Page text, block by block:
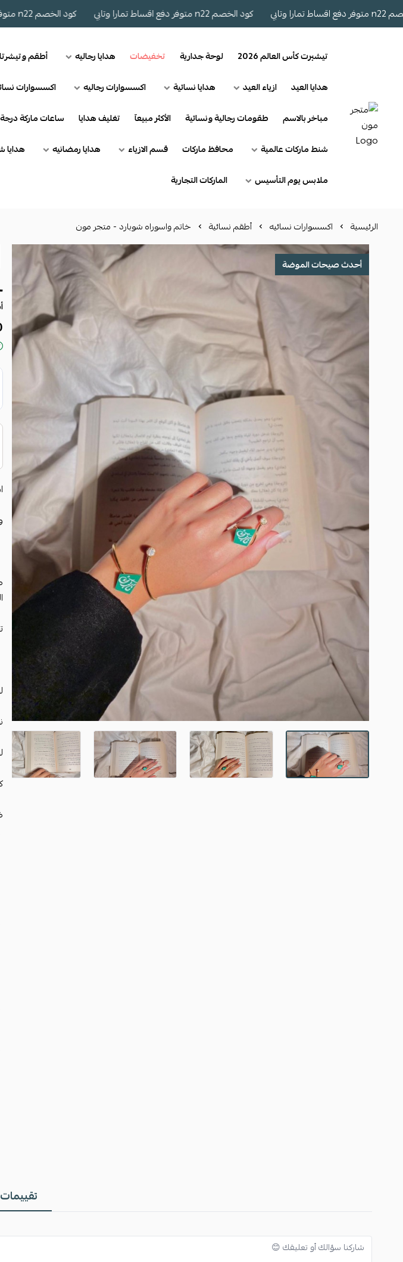
كود الخصم n22 متوفر دفع اقساط تمارا وتابي كود الخصم n22 متوفر دفع اقساط تمارا وتابي
تيشيرت كأس العالم 2026 لوحة جدارية تخفيضات هدايا رجاليه أطقم
هدايا العيد
ازياء العيد هدايا نسائية اكسسوارات رجاليه اكسسوارات
مباخر بالاسم
طقومات رجالية ونسائية الأكثر مبيعآ تغليف هدايا ساعات ماركة درجة
شنط ماركات عالمية
محافظ ماركات قسم الازياء هدايا رمضانيه هدايا
ملابس يوم التأسيس
الماركات التجارية
الرئيسية اكسسوارات نسائيه أطقم نسائية خاتم واسوراه شوبارد - متجر مون
أحدث صيحات الموضة